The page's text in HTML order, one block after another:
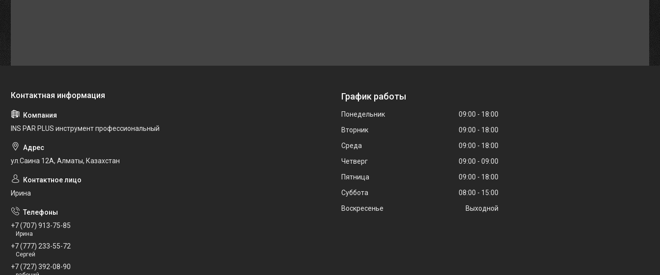
INS PAR PLUS инструмент профессиональный
ул.Саина 12А, Алматы, Казахстан
Ирина
+7 (707) 913-75-85
Ирина
+7 (777) 233-55-72
Сергей
+7 (727) 392-08-90
График работы
Понедельник 09:00
18:00
Вторник
09:00
18:00
Среда
09:00
18:00
Четверг
09:00
09:00
Пятница
09:00
18:00
Суббота
08:00
15:00
Воскресенье
Выходной